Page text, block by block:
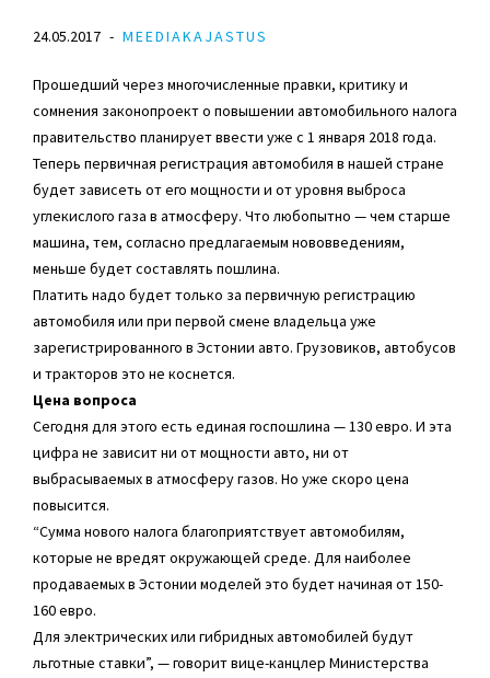
24.05.2017 MEEDIAKAJASTUS
Прошедший через многочисленные правки, критику и
сомнения законопроект о повышении автомобильного налога
правительство планирует ввести уже с 1 января 2018 года.
Теперь первичная регистрация автомобиля в нашей стране
будет зависеть от его мощности и от уровня выброса
углекислого газа в атмосферу. Что любопытно — чем старше
машина, тем, согласно предлагаемым нововведениям,
меньше будет составлять пошлина.
Платить надо будет только за первичную регистрацию
автомобиля или при первой смене владельца уже
зарегистрированного в Эстонии авто. Грузовиков, автобусов
и тракторов это не коснется.
Цена вопроса
Сегодня для этого есть единая госпошлина — 130 евро. И эта
цифра не зависит ни от мощности авто, ни от
выбрасываемых в атмосферу газов. Но уже скоро цена
повысится.
“Сумма нового налога благоприятствует автомобилям,
которые не вредят окружающей среде. Для наиболее
продаваемых в Эстонии моделей это будет начиная от 150-
160 евро.
Для электрических или гибридных автомобилей будут
льготные ставки”, — говорит вице-канцлер Министерства